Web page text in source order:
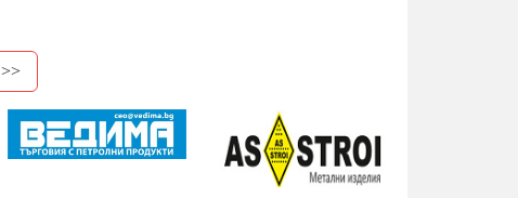
>>